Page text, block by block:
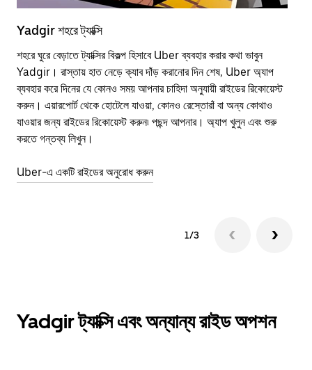
Yadgir শহরে ট্যাক্সি
শহরে ঘুরে বেড়াতে ট্যাক্সির বিকল্প হিসাবে Uber ব্যবহার করার কথা ভাবুন
Yadgir। রাস্তায় হাত নেড়ে ক্যাব দাঁড় করানোর দিন শেষ, Uber অ্যাপ
ব্যবহার করে দিনের যে কোনও সময় আপনার চাহিদা অনুযায়ী রাইডের রিকোয়েস্ট
করুন। এয়ারপোর্ট থেকে হোটেলে যাওয়া, কোনও রেস্তোরাঁ বা অন্য কোথাও
যাওয়ার জন্য রাইডের রিকোয়েস্ট করুন৷ পছন্দ আপনার। অ্যাপ খুলুন এবং শুরু
করতে গন্তব্য লিখুন।
Uber-এ একটি রাইডের অনুরোধ করুন
1/3
Yadgir ট্যাক্সি এবং অন্যান্য রাইড অপশন